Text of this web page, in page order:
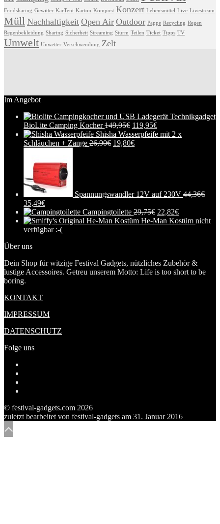
Foodsharing Gewitter KarTent Karton Kompost Konzert Lebensmittel Live Livestream
Müll Nachhaltigkeit Open Air Outdoor Pappe Recycling Regen
Regenbekleidung Sharing Sicherheit Streaming Sturm Teilen Ticket Tipps TV
Umwelt Unwetter Verschwendung Zelt
Im Angebot
BioLite Camping Kocher 149,95€ 119,95€
Shisha Wasserpfeife mit 2 x
Schläuchen + Zange 26,90€ 19,80€
Spannungswandler 12V auf 230V 44,36€
35,49€
Campingtoilette 29,75€ 22,82€
He-Man Kostüm nicht
verfügbar :-(
Über uns
Dein Shop für witzige Festival Gadgets, nützliches Zubehör &
lustige Accessoires. Getreu unserem Motto: Life is too short to be
boring.
KONTAKT
IMPRESSUM
DATENSCHUTZ
Folge uns
anzeigen
Twitter
anzeigen
auf
Pinterest
© festival-gadgets.com 2026
zuletzt bearbeitet von festival-gadgets am 31. Januar 2016